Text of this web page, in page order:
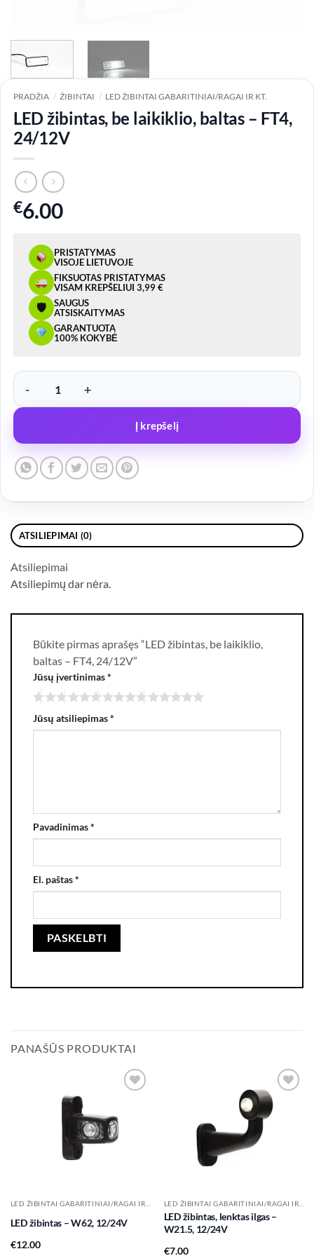
PRADŽIA / ŽIBINTAI / LED ŽIBINTAI GABARITINIAI/RAGAI IR KT.
LED žibintas, be laikiklio, baltas – FT4,
24/12V
€6.00
PRISTATYMAS
VISOJE LIETUVOJE
FIKSUOTAS PRISTATYMAS
VISAM KREPŠELIUI 3,99 €
🛡
SAUGUS
ATSISKAITYMAS
GARANTUOTA
100% KOKYBĖ
produkto kiekis: LED žibintas, be laikiklio, baltas – FT4, 24/12V
Į krepšelį
ATSILIEPIMAI (0)
Atsiliepimai
Atsiliepimų dar nėra.
Būkite pirmas aprašęs “LED žibintas, be laikiklio,
baltas – FT4, 24/12V”
Jūsų įvertinimas*
Jūsų atsiliepimas*
Pavadinimas*
El. paštas*
PANAŠŪS PRODUKTAI
LED žibintas – W62, 12/24V
€12.00
Add to
wishlist
LED žibintas, lenktas ilgas –
W21.5, 12/24V
€7.00